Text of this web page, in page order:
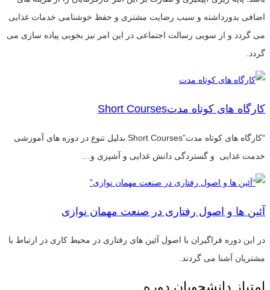
اضافی بدورداشته و سبب رضایت مشتری و حفظ خوشنامی خدمات غذایی
می گردد و از سویی رسالت اجتماعی در این امر نیز بخوبی پیاده سازی می
گردد.
کارگاه های کوتاه مدتShort Courses
“کارگاه های کوتاه مدت”Short Courses بدلیل تنوع در دوره های آموزشی
خدمت غذایی و گستردگی دانش غذایی و آشپزی و…
آئین ها و اصول رفتاری در صنعت مهمان نوازی
در این دوره فراگیران با اصول آئین های رفتاری در محیط کاری در ارتباط با
مشتریان آشنا می گردند.
امتیاز دانشجویان دوره